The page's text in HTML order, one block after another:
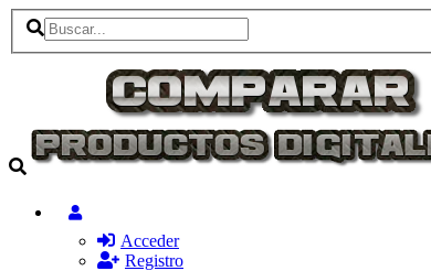
Acceder
Registro